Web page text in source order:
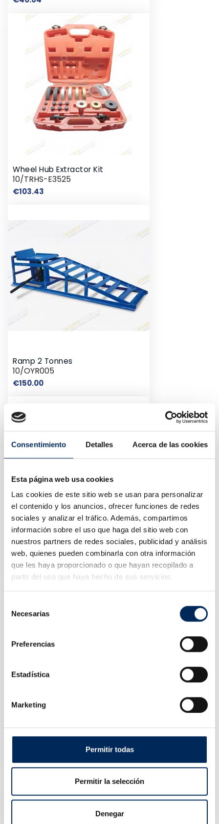
Consentimiento Detalles Acerca de las cookies
Esta página web usa cookies
Las cookies de este sitio web se usan para personalizar
el contenido y los anuncios, ofrecer funciones de redes
sociales y analizar el tráfico. Además, compartimos
información sobre el uso que haga del sitio web con
nuestros partners de redes sociales, publicidad y análisis
web, quienes pueden combinarla con otra información
que les haya proporcionado o que hayan recopilado a
partir del uso que haya hecho de sus servicios.
Necesarias
Preferencias
Estadística
Marketing
Permitir todas
Permitir la selección
Denegar
Wheel Hub Extractor Kit
10/TRHS-E3525
€103.43
Ramp 2 Tonnes
10/OYR005
€150.00Price
500 Kg. Bridge Cranes
10/OY5203
€28.00Price
Pack Keys For Filter Bowl
€98.50Price